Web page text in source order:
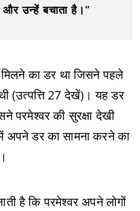
और उन्हें बचाता है।”
का डर था जिसने पहले
(उत्पत्ति 27 देखें)। यह डर
परमेश्‍वर की सुरक्षा देखी
अपने डर का सामना करने का
है कि परमेश्‍वर अपने लोगों